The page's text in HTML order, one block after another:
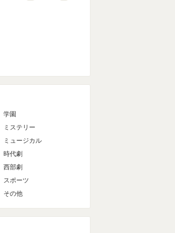
学園
ミステリー
ミュージカル
時代劇
西部劇
スポーツ
その他